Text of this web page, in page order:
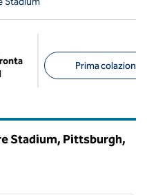
Prima colazione
Stadium, Pittsburgh,